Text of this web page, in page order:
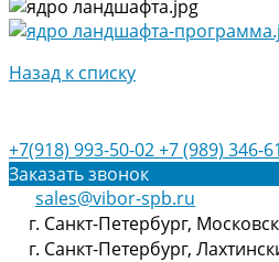
Назад к списку
+7(918) 993-50-02+7 (989) 346-
Заказать звонок
sales@vibor-spb.ru
г. Санкт-Петербург,
г. Санкт-Петербург,